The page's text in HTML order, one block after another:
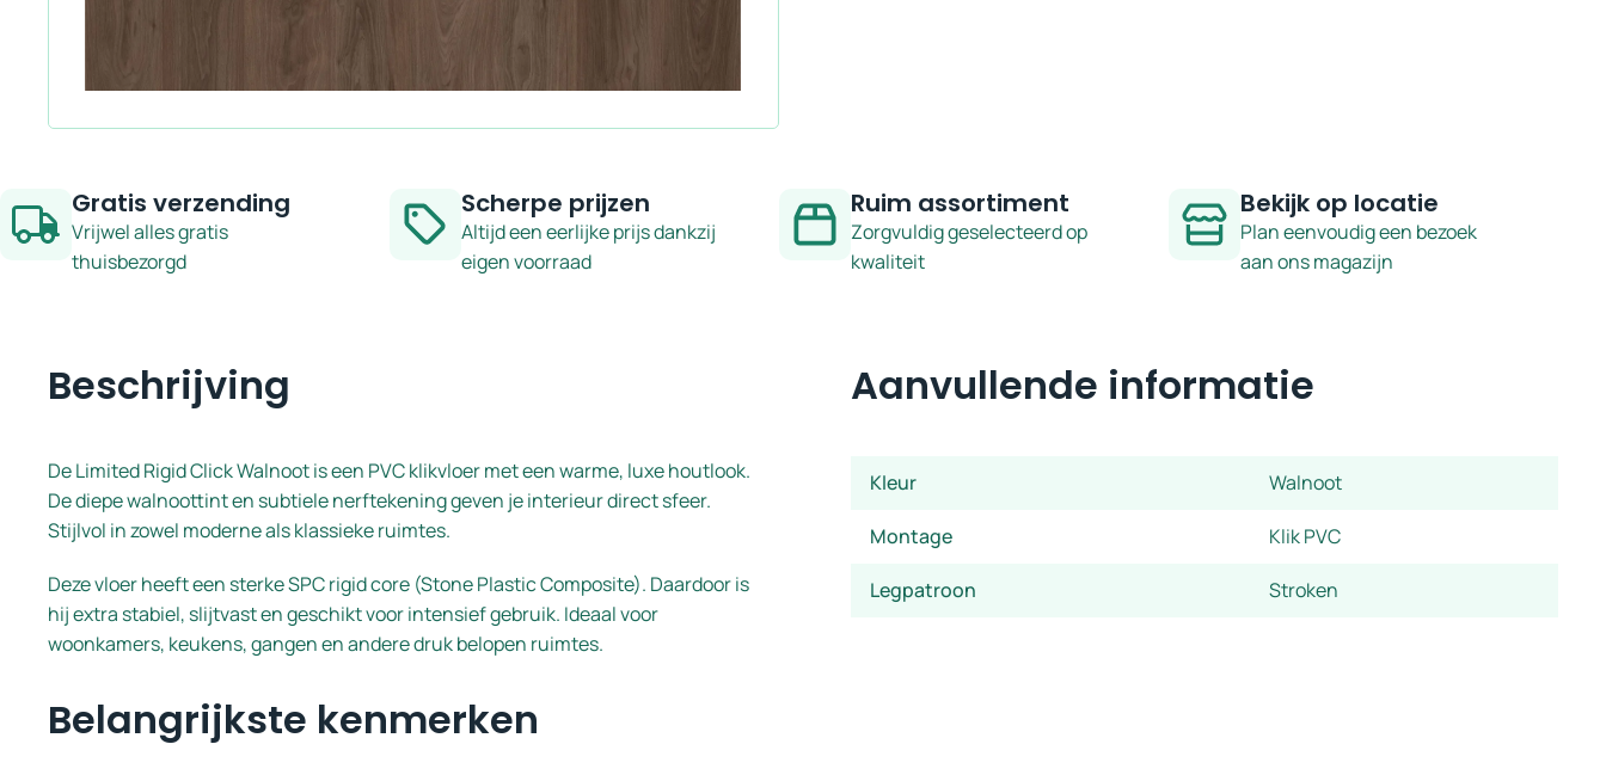
Gratis verzending
Vrijwel alles gratis
thuisbezorgd
Scherpe prijzen
Altijd een eerlijke prijs dankzij
eigen voorraad
Ruim assortiment
Zorgvuldig geselecteerd op
kwaliteit
Bekijk op locatie
Plan eenvoudig een bezoek
aan ons magazijn
Beschrijving
De Limited Rigid Click Walnoot is een PVC klikvloer met een warme, luxe houtlook.
De diepe walnoottint en subtiele nerftekening geven je interieur direct sfeer.
Stijlvol in zowel moderne als klassieke ruimtes.
Deze vloer heeft een sterke SPC rigid core (Stone Plastic Composite). Daardoor is
hij extra stabiel, slijtvast en geschikt voor intensief gebruik. Ideaal voor
woonkamers, keukens, gangen en andere druk belopen ruimtes.
Belangrijkste kenmerken
Aanvullende informatie
Kleur Walnoot
Montage Klik PVC
Legpatroon Stroken